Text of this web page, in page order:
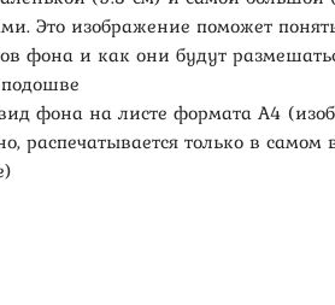
Это изображение поможет
фона и как они будут
фона на листе формата А4
распечатывается только в самом